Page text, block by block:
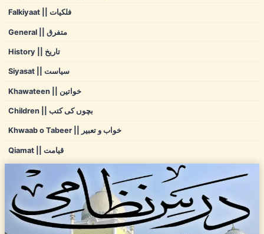
Falkiyaat || فلکیات
General || متفرق
History || تاریخ
Siyasat || سیاست
Khawateen || خواتین
Children || بچوں کی کتب
Khwaab o Tabeer || خواب و تعبیر
Qiamat || قیامت